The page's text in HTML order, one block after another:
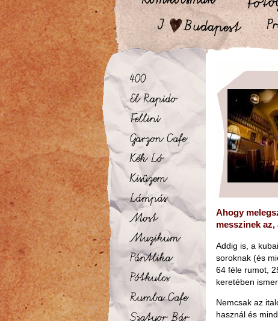
Ahogy
messzinek
Addig is, a
soroknak (és
64 féle rumot,
keretében
Nemcsak az
használ és